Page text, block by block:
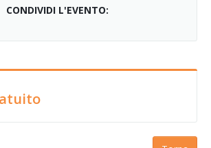
CONDIVIDI L'EVENTO: